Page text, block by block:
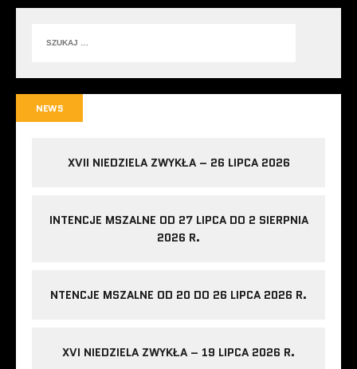
NEWS
XVII NIEDZIELA ZWYKŁA – 26 LIPCA 2026
INTENCJE MSZALNE OD 27 LIPCA DO 2 SIERPNIA
2026 R.
NTENCJE MSZALNE OD 20 DO 26 LIPCA 2026 R.
XVI NIEDZIELA ZWYKŁA – 19 LIPCA 2026 R.